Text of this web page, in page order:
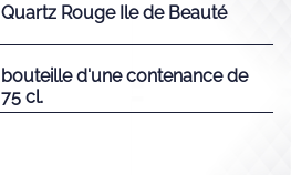
Quartz Rouge Ile de Beauté
bouteille d'une contenance de
75 cl.